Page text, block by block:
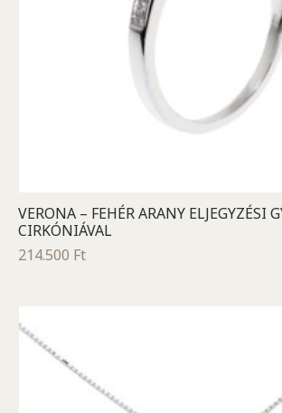
VERONA – FEHÉR ARANY ELJEGYZÉSI
CIRKÓNIÁVAL
214.500 Ft